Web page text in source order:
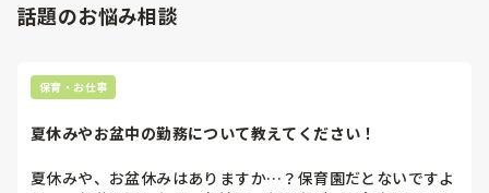
話題のお悩み相談
保育・お仕事
夏休みやお盆中の勤務について教えてください！
夏休みや、お盆休みはありますか…？保育園だとないですよ